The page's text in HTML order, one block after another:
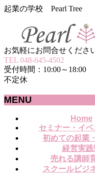
起業の学校 Pearl Tree
お気軽にお問合せくださ
TEL 048-645-4502
受付時間：10:00～18:00
不定休
MENU
Home
セミナー・イ
初めての起業
経営実践
売れる講師
スクールビジ